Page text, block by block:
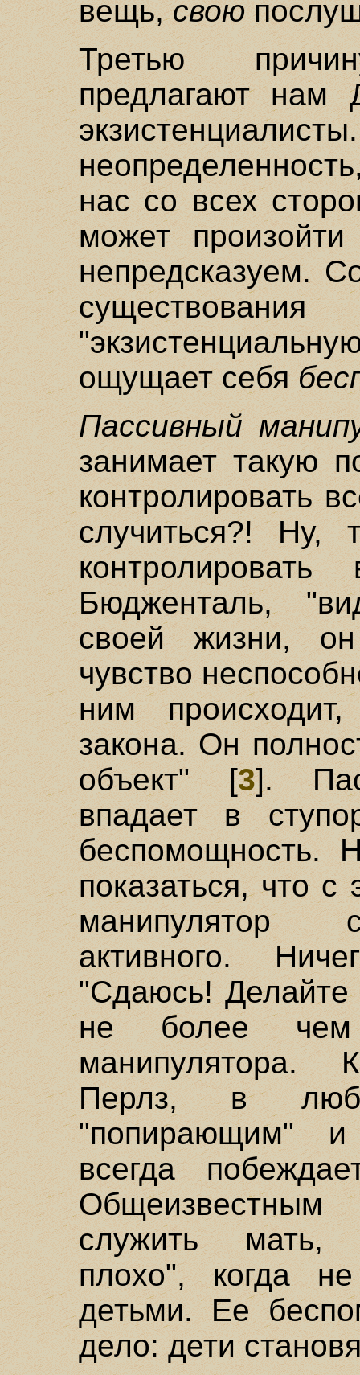
вещь,свою
Третью
предлагают нам
нас со всех
может
непредсказуем.
ощущает себя
Пассивный
занимает такую
контролировать
случиться?! Ну,
Бюдженталь,
своей жизни,
чувство
ним
закона. Он
объект" [3].
впадает в
беспомощность.
показаться, что
манипулятор
активного.
"Сдаюсь! Делайте
не более чем
манипулятора.
Перлз, в
"попирающим" и
всегда
служить мать,
плохо", когда
детьми. Ее
дело: дети